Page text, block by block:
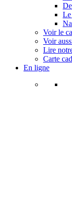
Voir le
Voir
Lire
Carte
En ligne